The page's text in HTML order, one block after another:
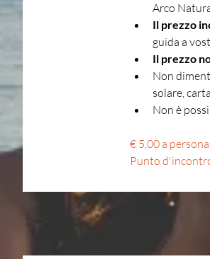
Arco
Il prezzo
guida a
Il prezzo
Non
solare,
Non è
€ 5,00 a
Punto